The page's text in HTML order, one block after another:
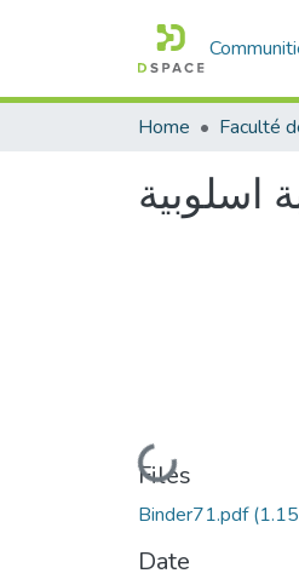
Home
اسلوبية
Loading...
Files
Binder71.pdf
Date